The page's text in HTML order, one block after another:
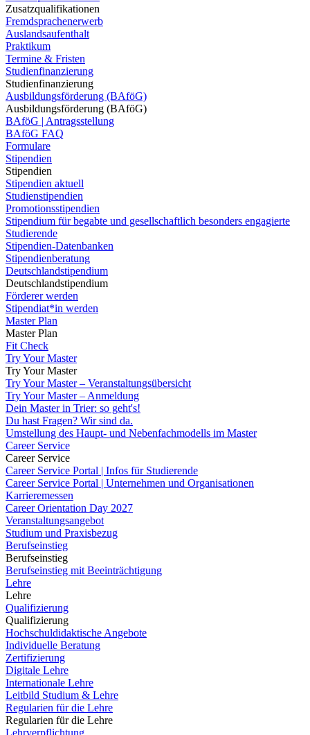
Zusatzqualifikationen
Fremdsprachenerwerb
Auslandsaufenthalt
Praktikum
Termine & Fristen
Studienfinanzierung
Studienfinanzierung
Ausbildungsförderung (BAföG)
Ausbildungsförderung (BAföG)
BAföG | Antragsstellung
BAföG FAQ
Formulare
Stipendien
Stipendien
Stipendien aktuell
Studienstipendien
Promotionsstipendien
Stipendium für begabte und gesellschaftlich besonders engagierte
Studierende
Stipendien-Datenbanken
Stipendienberatung
Deutschlandstipendium
Deutschlandstipendium
Förderer werden
Stipendiat*in werden
Master Plan
Master Plan
Fit Check
Try Your Master
Try Your Master
Try Your Master – Veranstaltungsübersicht
Try Your Master – Anmeldung
Dein Master in Trier: so geht's!
Du hast Fragen? Wir sind da.
Umstellung des Haupt- und Nebenfachmodells im Master
Career Service
Career Service
Career Service Portal | Infos für Studierende
Career Service Portal | Unternehmen und Organisationen
Karrieremessen
Career Orientation Day 2027
Veranstaltungsangebot
Studium und Praxisbezug
Berufseinstieg
Berufseinstieg
Berufseinstieg mit Beeinträchtigung
Lehre
Lehre
Qualifizierung
Qualifizierung
Hochschuldidaktische Angebote
Individuelle Beratung
Zertifizierung
Digitale Lehre
Internationale Lehre
Leitbild Studium & Lehre
Regularien für die Lehre
Regularien für die Lehre
Lehrverpflichtung